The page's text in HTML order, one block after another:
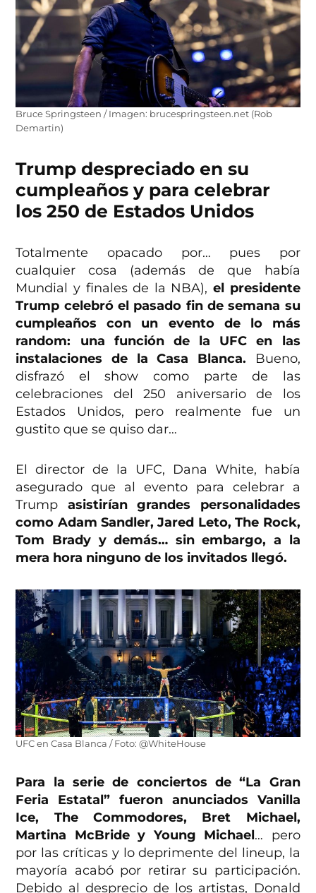
Bruce Springsteen / Imagen: brucespringsteen.net (Rob
Demartin)
Trump despreciado en su
cumpleaños y para celebrar
los 250 de Estados Unidos
Totalmente opacado por… pues por
cualquier cosa (además de que había
Mundial y finales de la NBA), el presidente
Trump celebró el pasado fin de semana su
cumpleaños con un evento de lo más
random: una función de la UFC en las
instalaciones de la Casa Blanca.
Bueno,
disfrazó el show como parte de las
celebraciones del 250 aniversario de los
Estados Unidos, pero realmente fue un
gustito que se quiso dar…
El director de la UFC, Dana White, había
asegurado que al evento para celebrar a
Trump asistirían grandes personalidades
como Adam Sandler, Jared Leto, The Rock,
Tom Brady y demás… sin embargo, a la
mera hora ninguno de los invitados llegó.
UFC en Casa Blanca / Foto: @WhiteHouse
Para la serie de conciertos de “La Gran
Feria Estatal” fueron anunciados Vanilla
Ice, The Commodores, Bret Michael,
Martina McBride y Young Michael… pero
por las críticas y lo deprimente del lineup, la
mayoría acabó por retirar su participación.
Debido al desprecio de los artistas, Donald